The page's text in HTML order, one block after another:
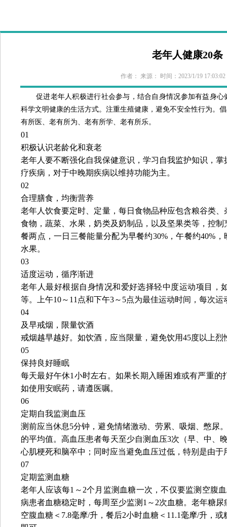
老年人健康20条
作者： 来源： 时间：2023/1/19
促进老年人积极进行社会参与，结合自身情况参加有益身
科学文明健康的生活方式。注重生殖健康，避免不安全性行为。
有所医、老有所为、老有所学、老有所乐。
01
积极认识老龄化和衰老
老年人要不断强化自我保健意识，学习自我监护知识，
疗疾病，对于中晚期疾病以维持功能为主。
02
合理膳食，均衡营养
老年人饮食要定时、定量，每日食物品种应包含粮谷类
食物，蔬菜、水果，奶类及奶制品，以及坚果类等，控
餐两点，一日三餐能量分配为早餐约30%，午餐约40%
水果。
03
适度运动，循序渐进
老年人最好根据自身情况和爱好选择轻中度运动项目，
等。上午10～11点和下午3～5点为最佳运动时间，每次运
04
及早戒烟，限量饮酒
戒烟越早越好。如饮酒，应当限量，避免饮用45度以上烈
05
保持良好睡眠
每天最好午休1小时左右。如果长期入睡困难或有严重
如使用安眠药，请遵医嘱。
06
定期自我监测血压
测前应当休息5分钟，避免情绪激动、劳累、吸烟、憋尿
的平均值。高血压患者每天至少自测血压3次（早、中、
心肌梗死和脑卒中；同时应当避免血压过低，特别是由于
07
定期监测血糖
老年人应该每1～2个月监测血糖一次，不仅要监测空腹
病患者血糖稳定时，每周至少监测1～2次血糖。老年糖
空腹血糖＜7.8毫摩/升，餐后2小时血糖＜11.1毫摩/升，